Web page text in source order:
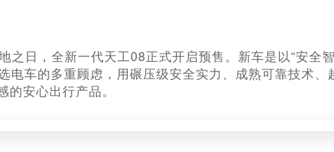
之日，全新一代天工08正式开启预售。新车是以“安全
电车的多重顾虑，用碾压级安全实力、成熟可靠技术、
安心出行产品。